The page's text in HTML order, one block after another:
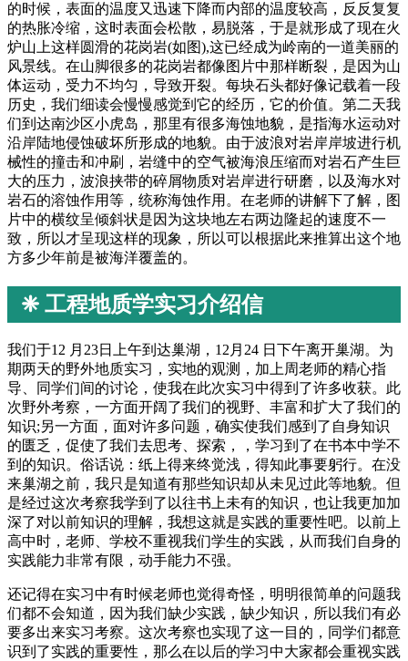
的时候，表面的温度又迅速下降而内部的温度较高，反反复复
的热胀冷缩，这时表面会松散，易脱落，于是就形成了现在火
炉山上这样圆滑的花岗岩(如图),这已经成为岭南的一道美丽的
风景线。在山脚很多的花岗岩都像图片中那样断裂，是因为山
体运动，受力不均匀，导致开裂。每块石头都好像记载着一段
历史，我们细读会慢慢感觉到它的经历，它的价值。第二天我
们到达南沙区小虎岛，那里有很多海蚀地貌，是指海水运动对
沿岸陆地侵蚀破坏所形成的地貌。由于波浪对岩岸岸坡进行机
械性的撞击和冲刷，岩缝中的空气被海浪压缩而对岩石产生巨
大的压力，波浪挟带的碎屑物质对岩岸进行研磨，以及海水对
岩石的溶蚀作用等，统称海蚀作用。在老师的讲解下了解，图
片中的横纹呈倾斜状是因为这块地左右两边隆起的速度不一
致，所以才呈现这样的现象，所以可以根据此来推算出这个地
方多少年前是被海洋覆盖的。
❈ 工程地质学实习介绍信
我们于12 月23日上午到达巢湖，12月24 日下午离开巢湖。为
期两天的野外地质实习，实地的观测，加上周老师的精心指
导、同学们间的讨论，使我在此次实习中得到了许多收获。此
次野外考察，一方面开阔了我们的视野、丰富和扩大了我们的
知识;另一方面，面对许多问题，确实使我们感到了自身知识
的匮乏，促使了我们去思考、探索，，学习到了在书本中学不
到的知识。俗话说：纸上得来终觉浅，得知此事要躬行。在没
来巢湖之前，我只是知道有那些知识却从未见过此等地貌。但
是经过这次考察我学到了以往书上未有的知识，也让我更加加
深了对以前知识的理解，我想这就是实践的重要性吧。以前上
高中时，老师、学校不重视我们学生的实践，从而我们自身的
实践能力非常有限，动手能力不强。
还记得在实习中有时候老师也觉得奇怪，明明很简单的问题我
们都不会知道，因为我们缺少实践，缺少知识，所以我们有必
要多出来实习考察。这次考察也实现了这一目的，同学们都意
识到了实践的重要性，那么在以后的学习中大家都会重视实践